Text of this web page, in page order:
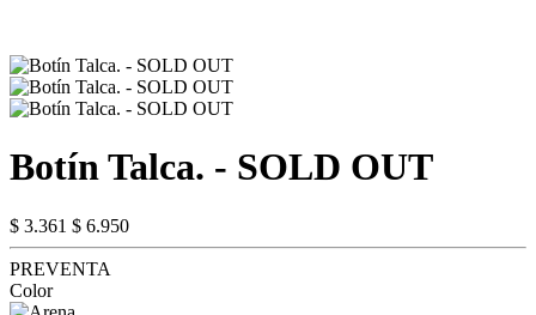
Botín Talca. - SOLD OUT
$ 3.361 $ 6.950
PREVENTA
Color